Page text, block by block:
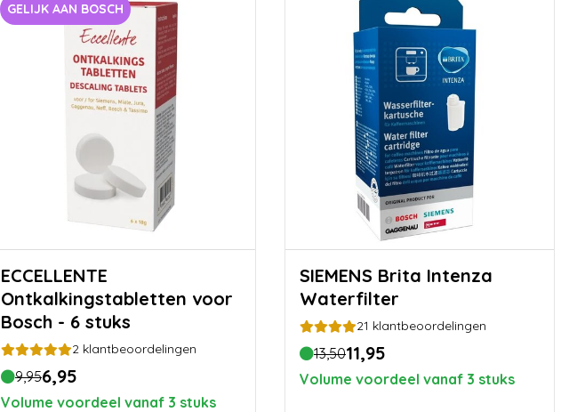
GELIJK AAN BOSCH
ECCELLENTE
Ontkalkingstabletten voor
Bosch - 6 stuks
2 klantbeoordelingen
9,956,95
Volume voordeel vanaf 3 stuks
SIEMENS Brita Intenza
Waterfilter
21 klantbeoordelingen
13,5011,95
Volume voordeel vanaf 3 stuks